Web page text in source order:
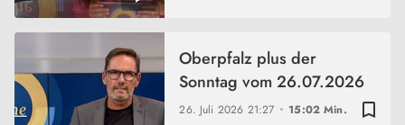
bookmark_border
26. Juli 2026 21:27 15:02 Min.
Oberpfalz plus der
Sonntag vom 26.07.2026